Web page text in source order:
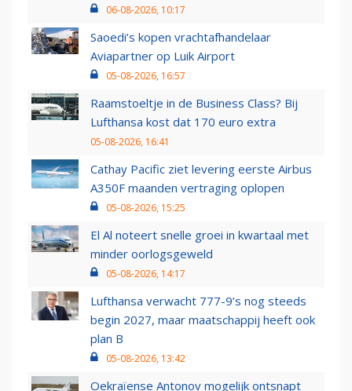
06-08-2026, 10:17
Saoedi’s kopen vrachtafhandelaar
Aviapartner op Luik Airport
05-08-2026, 16:57
Raamstoeltje in de Business Class? Bij
Lufthansa kost dat 170 euro extra
05-08-2026, 16:41
Cathay Pacific ziet levering eerste Airbus
A350F maanden vertraging oplopen
05-08-2026, 15:25
El Al noteert snelle groei in kwartaal met
minder oorlogsgeweld
05-08-2026, 14:17
Lufthansa verwacht 777-9’s nog steeds
begin 2027, maar maatschappij heeft ook
plan B
05-08-2026, 13:42
Oekraïense Antonov mogelijk ontsnapt